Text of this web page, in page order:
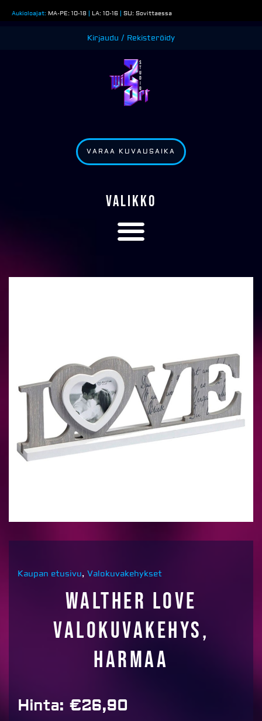
sisältöön
Aukioloajat: MA-PE: 10-18 | LA: 10-16 | SU: Sovittaessa
Kirjaudu / Rekisteröidy
VARAA KUVAUSAIKA
VALIKKO
Kaupan etusivu, Valokuvakehykset
Walther Love
valokuvakehys,
harmaa
Hinta: €26,90